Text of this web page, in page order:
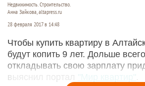
Недвижимость. Строительство.
Анна Зайкова, altapress.ru
28 февраля 2017 в 14:48
Чтобы купить квартиру в
будут копить 9 лет. Дольше
откладывать свою зарплату
выяснил портал "Мир квартир"